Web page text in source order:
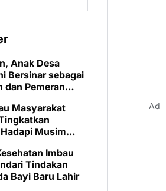
Anak Desa
Bersinar sebagai
dan Pemeran
Masyarakat
Musim
Imbau
Tindakan
Bayi Baru Lahir
Ad